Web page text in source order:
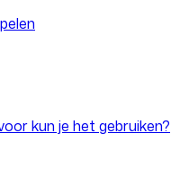
kun je het gebruiken?